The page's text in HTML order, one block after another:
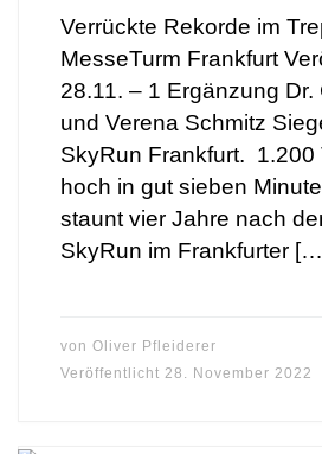
Verrückte Rekorde im
MesseTurm Frankfurt
28.11. – 1 Ergänzung Dr.
und Verena Schmitz
SkyRun Frankfurt. 1.200
hoch in gut sieben
staunt vier Jahre nach
SkyRun im Frankfurter
von Oliver Pfleiderer
Veröffentlicht 28. November 2022